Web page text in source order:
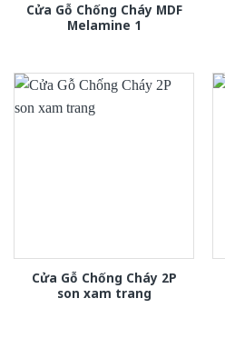
Cửa Gỗ Chống Cháy MDF
Melamine 1
Cửa Gỗ Chống Cháy 2P
son xam trang